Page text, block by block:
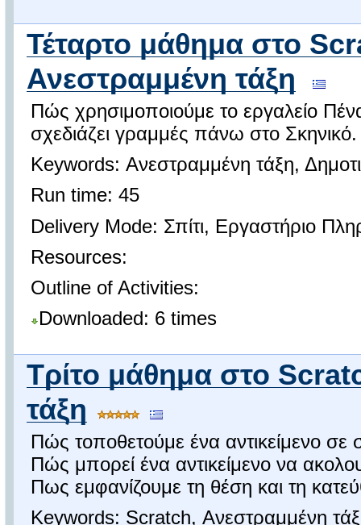
Τέταρτο μάθημα στο
Ανεστραμμένη τάξη
Πώς χρησιμοποιούμε το εργαλείο
σχεδιάζει γραμμές πάνω στο Σκηνικό.
Keywords: Ανεστραμμένη τάξη,
Run time: 45
Delivery Mode: Σπίτι, Εργαστήριο
Resources:
Outline of Activities:
Downloaded: 6 times
Τρίτο μάθημα στο
τάξη
Πώς τοποθετούμε ένα αντικείμενο σε
Πώς μπορεί ένα αντικείμενο να
Πως εμφανίζουμε τη θέση και τη
Keywords: Scratch, Ανεστραμμένη